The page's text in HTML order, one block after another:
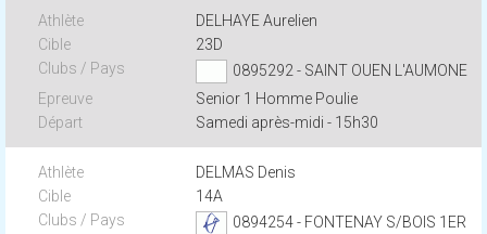
DELHAYE Aurelien
23D
0895292 - SAINT OUEN L'AUMONE
Senior 1 Homme Poulie
Samedi après-midi - 15h30
DELMAS Denis
14A
0894254 - FONTENAY S/BOIS 1ER